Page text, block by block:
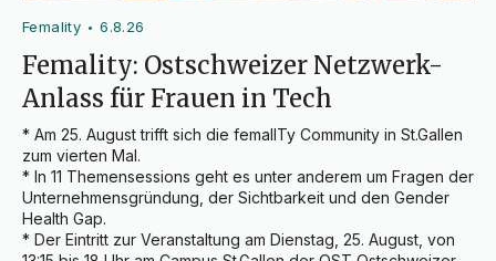
Femality •6.8.26
Femality: Ostschweizer Netzwerk-
Anlass für Frauen in Tech
* Am 25. August trifft sich die femalITy Community in St.Gallen
zum vierten Mal.
* In 11 Themensessions geht es unter anderem um Fragen der
Unternehmensgründung, der Sichtbarkeit und den Gender
Health Gap.
* Der Eintritt zur Veranstaltung am Dienstag, 25. August, von